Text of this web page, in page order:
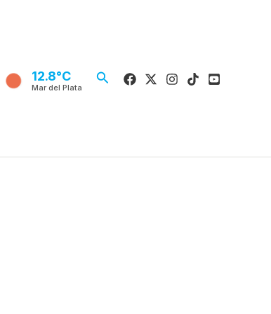
12.8°C
Mar del Plata
Buscar